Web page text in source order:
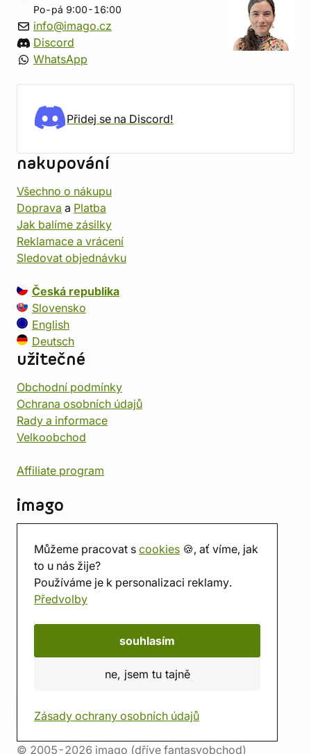
Můžeme pracovat s cookies 🍪, ať víme, jak
to u nás žije?
Používáme je k personalizaci reklamy.
Předvolby
souhlasím
ne, jsem tu tajně
Zásady ochrany osobních údajů
Po-pá 9:00-16:00
info@imago.cz
Discord
WhatsApp
Přidej se na Discord!
nakupování
Všechno o nákupu
Doprava a Platba
Jak balíme zásilky
Reklamace a vrácení
Sledovat objednávku
Česká republika
Slovensko
English
Deutsch
užitečné
Obchodní podmínky
Ochrana osobních údajů
Rady a informace
Velkoobchod
Affiliate program
imago
Prodejna
Herna
O nás
Hodnocení obchodu
© 2005-2026 imago (dříve fantasyobchod)